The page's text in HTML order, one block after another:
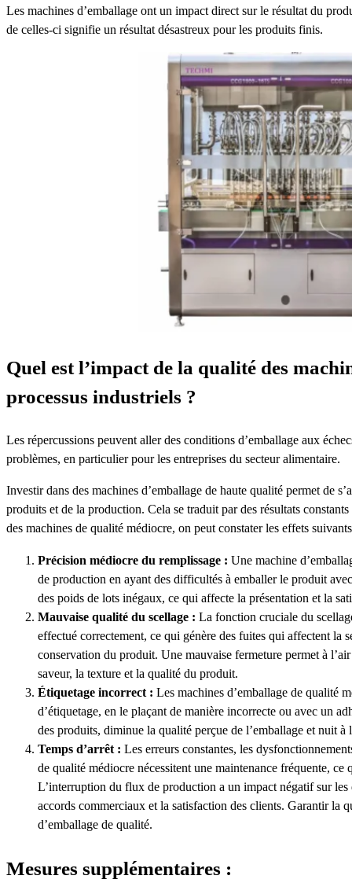
Les machines d’emballage ont un impact direct sur le résultat du
de celles-ci signifie un résultat désastreux pour les produits finis.
Quel est l’impact de la qualité des
processus industriels ?
Les répercussions peuvent aller des conditions d’emballage aux
problèmes, en particulier pour les entreprises du secteur alimentaire.
Investir dans des machines d’emballage de haute qualité permet de
produits et de la production. Cela se traduit par des résultats
des machines de qualité médiocre, on peut constater les effets
Précision médiocre du remplissage : Une machine
de production en ayant des difficultés à emballer le produit
des poids de lots inégaux, ce qui affecte la présentation et la
Mauvaise qualité du scellage : La fonction cruciale du
effectué correctement, ce qui génère des fuites qui affectent la
conservation du produit. Une mauvaise fermeture permet à
saveur, la texture et la qualité du produit.
Étiquetage incorrect : Les machines d’emballage de qualité
d’étiquetage, en le plaçant de manière incorrecte ou avec un
des produits, diminue la qualité perçue de l’emballage et nuit à
Temps d’arrêt : Les erreurs constantes, les
de qualité médiocre nécessitent une maintenance fréquente,
L’interruption du flux de production a un impact négatif sur
accords commerciaux et la satisfaction des clients. Garantir la
d’emballage de qualité.
Mesures supplémentaires :